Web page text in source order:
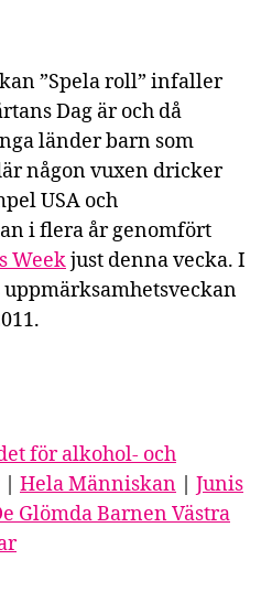
”Spela roll” infaller
Dag är och då
länder barn som
någon vuxen dricker
USA och
i flera år genomfört
Weekjust denna vecka. I
för alkohol- och
Hela Människan
Junis
Glömda Barnen Västra